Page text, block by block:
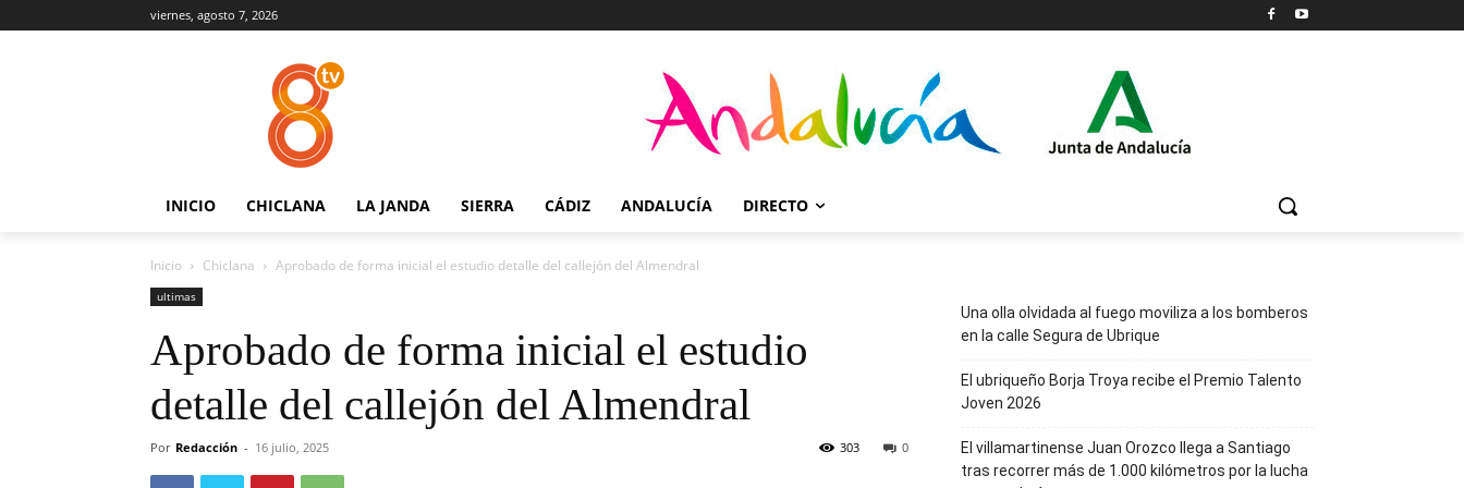
viernes, agosto 7, 2026
INICIO CHICLANA LA JANDA SIERRA CÁDIZ ANDALUCÍA DIRECTO
Inicio Chiclana Aprobado de forma inicial el estudio detalle del callejón del Almendral
ultimas
Aprobado de forma inicial el estudio
detalle del callejón del Almendral
Por Redacción - 16 julio, 2025 0
303
Una olla olvidada al fuego moviliza a los bomberos
en la calle Segura de Ubrique
El ubriqueño Borja Troya recibe el Premio Talento
Joven 2026
El villamartinense Juan Orozco llega a Santiago
tras recorrer más de 1.000 kilómetros por la lucha